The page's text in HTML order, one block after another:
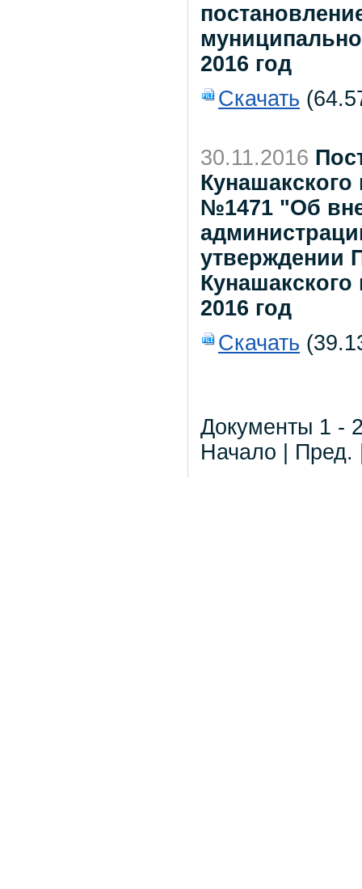
2016 год
Скачать
30.11.2016
Кунашакского
№1471 "Об
утверждении
2016 год
Скачать
Документы 1 -
Начало |